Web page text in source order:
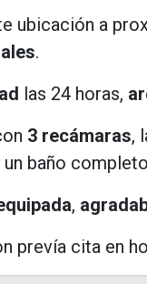
ubicación a
.
las 24 horas,
3 recámaras,
un baño
,
prevía cita en